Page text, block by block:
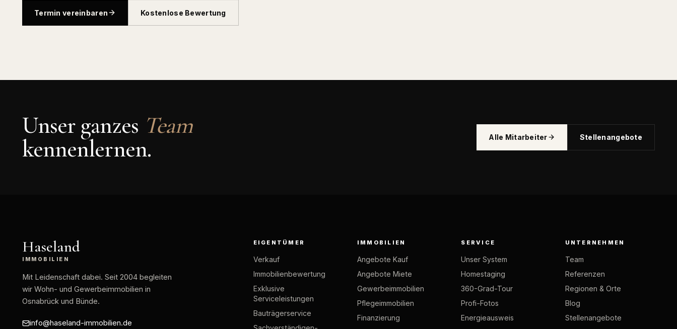
Termin vereinbaren Kostenlose Bewertung
Unser ganzes Team
kennenlernen.
Alle Mitarbeiter Stellenangebote
Haseland
IMMOBILIEN
Mit Leidenschaft dabei. Seit 2004 begleiten
wir Wohn- und Gewerbeimmobilien in
Osnabrück und Bünde.
info@haseland-immobilien.de
EIGENTÜMER
Verkauf
Immobilienbewertung
Exklusive
Serviceleistungen
Bauträgerservice
IMMOBILIEN
Angebote Kauf
Angebote Miete
Gewerbeimmobilien
Pflegeimmobilien
Finanzierung
SERVICE
Unser System
Homestaging
360-Grad-Tour
Profi-Fotos
Energieausweis
UNTERNEHMEN
Team
Referenzen
Regionen & Orte
Blog
Stellenangebote